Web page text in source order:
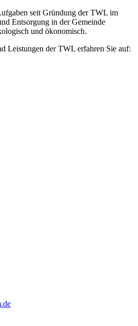
seit Gründung der TWL im
Entsorgung in der Gemeinde
und ökonomisch.
Leistungen der TWL erfahren Sie auf: